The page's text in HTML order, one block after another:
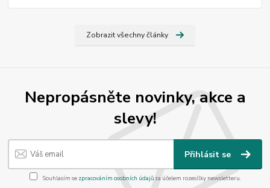
Zobrazit všechny články
Nepropásněte novinky, akce a
slevy!
Přihlásit se
Souhlasím se zpracováním osobních údajůza účelem rozesílky newsletteru.